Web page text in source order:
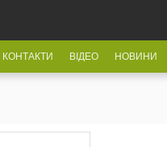
КОНТАКТИ ВІДЕО НОВИНИ